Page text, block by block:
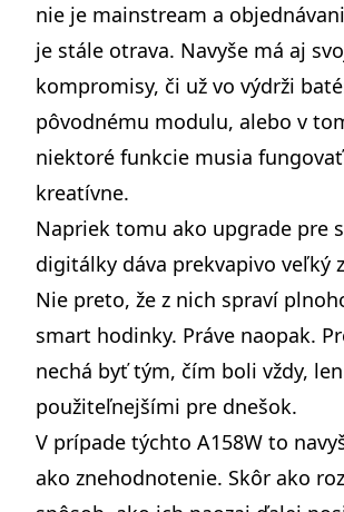
nie je mainstream a
je stále otrava. Navyše má aj
kompromisy, či už vo výdrži
pôvodnému modulu, alebo v
niektoré funkcie musia
kreatívne.
Napriek tomu ako upgrade pre
digitálky dáva prekvapivo veľký
Nie preto, že z nich spraví
smart hodinky. Práve naopak.
nechá byť tým, čím boli vždy,
použiteľnejšími pre dnešok.
V prípade týchto A158W to
ako znehodnotenie. Skôr ako